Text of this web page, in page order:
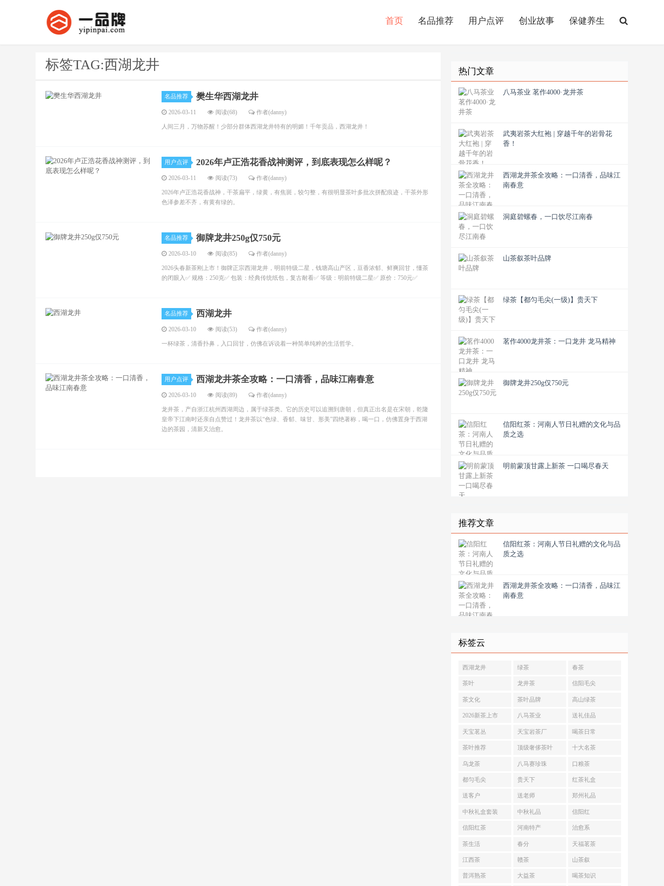
首页 名品推荐 用户点评 创业故事 保健养生
标签TAG:西湖龙井
名品推荐 樊生华西湖龙井
2026-03-11 阅读(68) 作者(danny)
人间三月，万物苏醒！少部分群体西湖龙井特有的明媚！千年贡品，西湖龙井！
用户点评 2026年卢正浩花香战神测评，到底表现怎么样呢？
2026-03-11 阅读(73) 作者(danny)
2026年卢正浩花香战神，干茶扁平，绿黄，有焦斑，较匀整，有很明显茶叶多批次拼配痕迹，干茶外形
色泽参差不齐，有黄有绿的。
名品推荐 御牌龙井250g仅750元
2026-03-10 阅读(85) 作者(danny)
2026头春新茶刚上市！御牌正宗西湖龙井，明前特级二星，钱塘高山产区，豆香浓郁、鲜爽回甘，懂茶
的闭眼入✅ 规格：250克✅ 包装：经典传统纸包，复古耐看✅ 等级：明前特级二星✅ 原价：750元✅
名品推荐 西湖龙井
2026-03-10 阅读(53) 作者(danny)
一杯绿茶，清香扑鼻，入口回甘，仿佛在诉说着一种简单纯粹的生活哲学。
用户点评 西湖龙井茶全攻略：一口清香，品味江南春意
2026-03-10 阅读(89) 作者(danny)
龙井茶，产自浙江杭州西湖周边，属于绿茶类。它的历史可以追溯到唐朝，但真正出名是在宋朝，乾隆
皇帝下江南时还亲自点赞过！龙井茶以“色绿、香郁、味甘、形美”四绝著称，喝一口，仿佛置身于西湖
边的茶园，清新又治愈。
热门文章
八马茶业 茗作4000·龙井茶
武夷岩茶大红袍 | 穿越千年的岩骨花
香！
西湖龙井茶全攻略：一口清香，品味江
南春意
洞庭碧螺春，一口饮尽江南春
山茶叙茶叶品牌
绿茶【都匀毛尖(一级)】贵天下
茗作4000龙井茶：一口龙井 龙马精神
御牌龙井250g仅750元
信阳红茶：河南人节日礼赠的文化与品
质之选
明前蒙顶甘露上新茶 一口喝尽春天
推荐文章
信阳红茶：河南人节日礼赠的文化与品
质之选
西湖龙井茶全攻略：一口清香，品味江
南春意
标签云
西湖龙井 绿茶 春茶
茶叶 龙井茶 信阳毛尖
茶文化 茶叶品牌 高山绿茶
2026新茶上市 八马茶业 送礼佳品
天宝茗丛 天宝岩茶厂 喝茶日常
茶叶推荐 顶级奢侈茶叶 十大名茶
乌龙茶 八马赛珍珠 口粮茶
都匀毛尖 贵天下 红茶礼盒
送客户 送老师 郑州礼品
中秋礼盒套装 中秋礼品 信阳红
信阳红茶 河南特产 治愈系
茶生活 春分 天福茗茶
江西茶 赣茶 山茶叙
普洱熟茶 大益茶 喝茶知识